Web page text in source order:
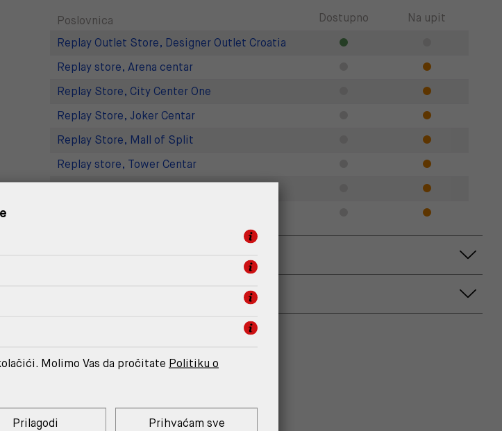
Poslovnica
Dostupno
Na upit
Replay Outlet Store, Designer Outlet Croatia
Replay store, Arena centar
Replay Store, City Center One
Replay Store, Joker Centar
Replay Store, Mall of Split
Replay store, Tower Centar
TI SE SVIDJETI
Molimo Vas da pročitate Politiku o
Prilagodi Prihvaćam sve